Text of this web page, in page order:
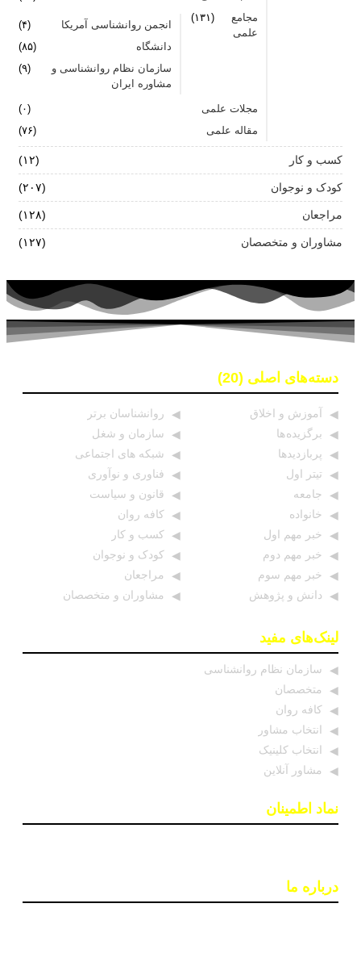
مجامع
علمی
(۱۳۱)
انجمن روانشناسی آمریکا
(۴)
دانشگاه
(۸۵)
سازمان نظام روانشناسی و
مشاوره ایران
(۹)
مجلات علمی
(۰)
مقاله علمی
(۷۶)
کسب و کار (۱۲)
کودک و نوجوان (۲۰۷)
مراجعان (۱۲۸)
مشاوران و متخصصان (۱۲۷)
دسته‌های اصلی (20)
آموزش و اخلاق
برگزیده ها
پربازدیدها
تیتر اول
جامعه
خانواده
خبر مهم اول
خبر مهم دوم
خبر مهم سوم
دانش و پژوهش
روانشناسان برتر
سازمان و شغل
شبکه های اجتماعی
فناوری و نوآوری
قانون و سیاست
کافه روان
کسب و کار
کودک و نوجوان
مراجعان
مشاوران و متخصصان
لینک‌های مفید
سازمان نظام روانشناسی
متخصصان
کافه روان
انتخاب مشاور
انتخاب کلینیک
مشاور آنلاین
نماد اطمینان
درباره ما